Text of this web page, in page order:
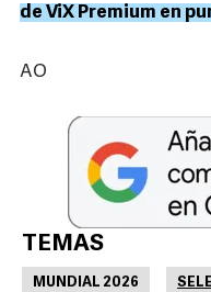
de ViX Premium en
AO
TEMAS
MUNDIAL 2026